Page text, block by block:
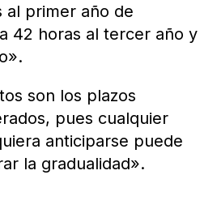
al primer año de
42 horas al tercer año y
son los plazos
pues cualquier
anticiparse puede
la gradualidad».